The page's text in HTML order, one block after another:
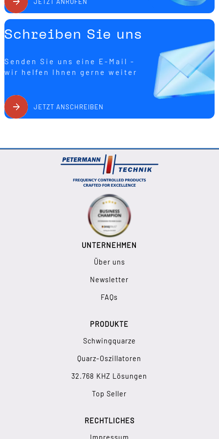
Schreiben Sie uns
Senden Sie uns eine E-Mail -
wir helfen Ihnen gerne weiter
JETZT ANSCHREIBEN
UNTERNEHMEN
Über uns
Newsletter
FAQs
PRODUKTE
Schwingquarze
Quarz-Oszillatoren
32.768 KHZ Lösungen
Top Seller
RECHTLICHES
Impressum